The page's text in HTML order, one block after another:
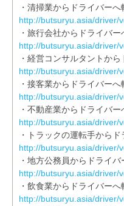
・清掃業からドライバー
http://butsuryu.asia/driver/
・旅行会社からドライバ
http://butsuryu.asia/driver/
・経営コンサルタントか
http://butsuryu.asia/driver/
・接客業からドライバー
http://butsuryu.asia/driver/
・不動産業からドライバ
http://butsuryu.asia/driver/
・トラックの運転手から
http://butsuryu.asia/driver/
・地方公務員からドライ
http://butsuryu.asia/driver/
・飲食業からドライバー
http://butsuryu.asia/driver/